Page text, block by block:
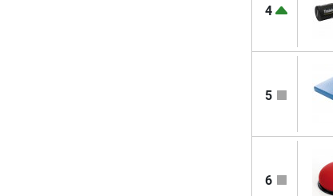
4
5
6